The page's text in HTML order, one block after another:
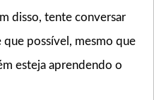
disso, tente conversar
que possível, mesmo que
esteja aprendendo o